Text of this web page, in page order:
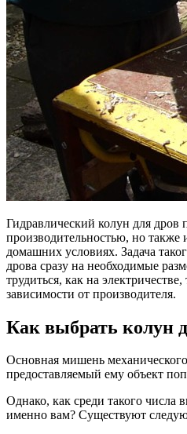
Гидравлический колун для дров
производительностью, но также
домашних условиях. Задача
дрова сразу на необходимые
трудиться, как на
зависимости от производителя.
Как выбрать колун
Основная мишень
предоставляемый ему объект
Однако, как среди такого числа
именно вам? Существуют